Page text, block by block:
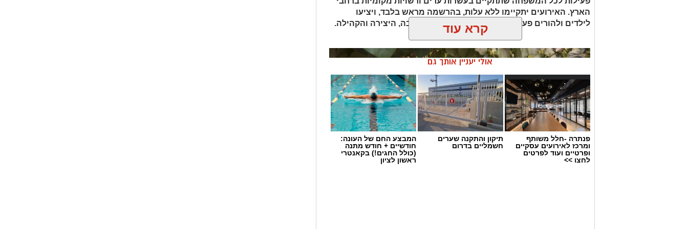
גן לאומי צבעי רמון מכתש רמון - יואב פלמה מתנדב רשות הטבע והגנים
הארץ. האירועים יתקיימו ללא עלות, בהרשמה מראש בלבד, ויציעו
לילדים ולהורים פעילות סביב עולמות הטבע, הסביבה, היצירה והקהילה.
קרא עוד
אולי יעניין אותך גם
פנתרה -חלל משותף
ומרכז לאירועים עסקיים
ופרטיים ועוד לפרטים
לחצו >>
תיקון והתקנה שערים
חשמליים בדרום
המבצע החם של העונה:
חודשיים + חודש מתנה
(כולל החגים!) בקאנטרי
ראשון לציון